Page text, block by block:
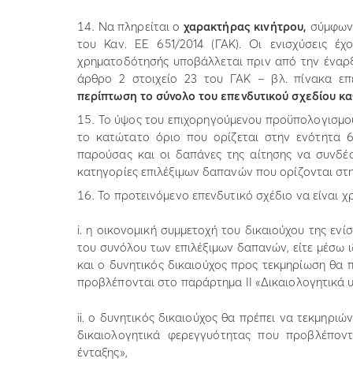
Να πληρείται ο χαρακτήρας κινήτρου,
του Καν. ΕΕ 651/2014 (ΓΑΚ). Οι ενισχύσεις
χρηματοδότησής υποβάλλεται πριν από την
άρθρο 2 στοιχείο 23 του ΓΑΚ – βλ. πίνακα
περίπτωση το σύνολο του επενδυτικού σχεδίου
Το ύψος του επιχορηγούμενου
το κατώτατο όριο που ορίζεται στην ενότητα
παρούσας και οι δαπάνες της αίτησης να
κατηγορίες επιλέξιμων δαπανών που ορίζονται
Το προτεινόμενο επενδυτικό σχέδιο να είναι
i. η οικονομική συμμετοχή του δικαιούχου της
του συνόλου των επιλέξιμων δαπανών, είτε μέσω
και ο δυνητικός δικαιούχος προς τεκμηρίωση θα
προβλέπονται στο παράρτημα ΙΙ «Δικαιολογητικά
ii. ο δυνητικός δικαιούχος θα πρέπει να
δικαιολογητικά φερεγγυότητας που
ένταξης»,